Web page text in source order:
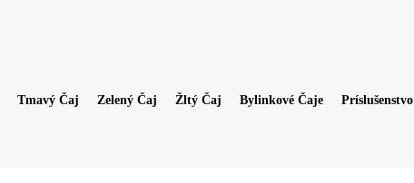
Tmavý Čaj Zelený Čaj Žltý Čaj Bylinkové Čaje Príslušenstvo